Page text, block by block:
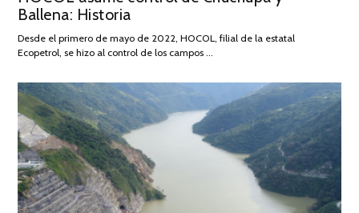
2026
Ballena: Historia
Desde el primero de mayo de 2022, HOCOL, filial de la estatal
Ecopetrol, se hizo al control de los campos …